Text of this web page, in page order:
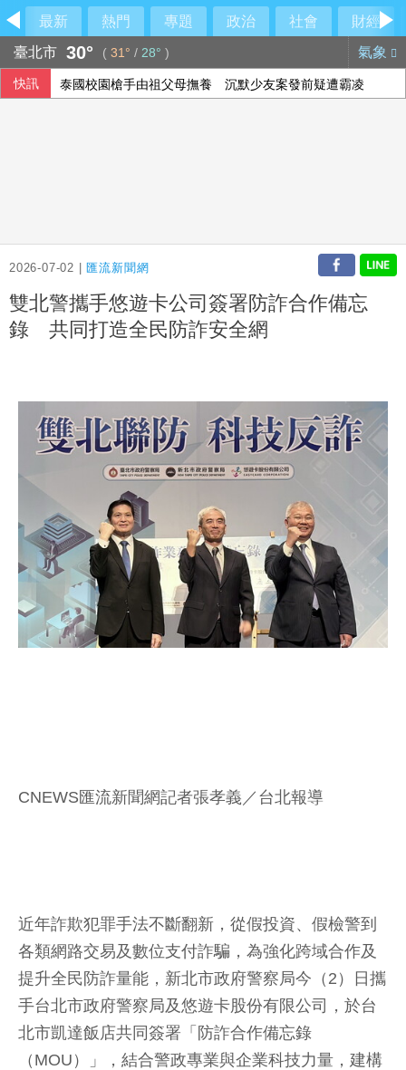
最新 熱門 專題 政治 社會
財經
臺北市 30° ( 31° / 28° ) 氣象
快訊 泰國校園槍手由祖父母撫養 沉默少友案發前疑遭霸凌
2026-07-02 | 匯流新聞網
雙北警攜手悠遊卡公司簽署防詐合作備忘
錄 共同打造全民防詐安全網
CNEWS匯流新聞網記者張孝義／台北報導
近年詐欺犯罪手法不斷翻新，從假投資、假檢警到
各類網路交易及數位支付詐騙，為強化跨域合作及
提升全民防詐量能，新北市政府警察局今（2）日攜
手台北市政府警察局及悠遊卡股份有限公司，於台
北市凱達飯店共同簽署「防詐合作備忘錄
（MOU）」，結合警政專業與企業科技力量，建構